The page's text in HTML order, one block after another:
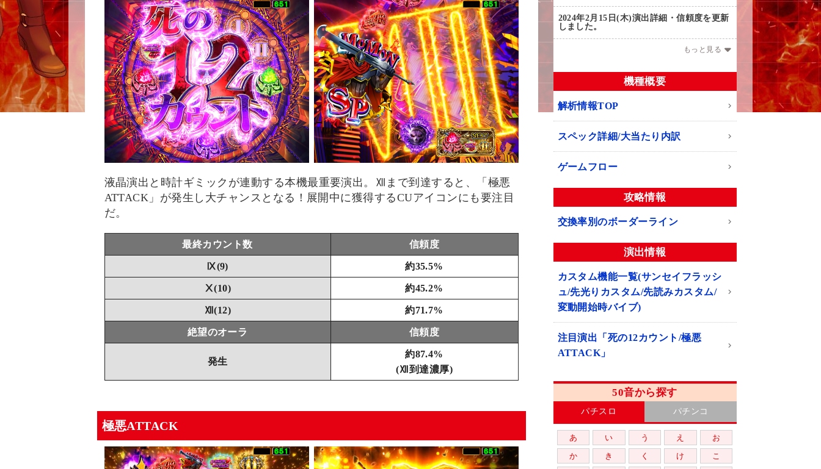
液晶演出と時計ギミックが連動する本機最重要演出。Ⅻまで到達すると、「極悪
ATTACK」が発生し大チャンスとなる！展開中に獲得するCUアイコンにも要注目
だ。
最終カウント数 信頼度
Ⅸ(9) 約35.5%
Ⅹ(10) 約45.2%
Ⅻ(12) 約71.7%
絶望のオーラ 信頼度
発生
約87.4%
(Ⅻ到達濃厚)
極悪ATTACK
2024年2月15日(木)演出詳細・信頼度を更新
しました。
もっと見る
機種概要
解析情報TOP
スペック詳細/大当たり内訳
ゲームフロー
攻略情報
交換率別のボーダーライン
演出情報
カスタム機能一覧(サンセイフラッシ
ュ/先光りカスタム/先読みカスタム/
変動開始時バイブ)
注目演出「死の12カウント/極悪
ATTACK」
50音から探す
パチスロ パチンコ
あ い う え
お
か
き く け
こ